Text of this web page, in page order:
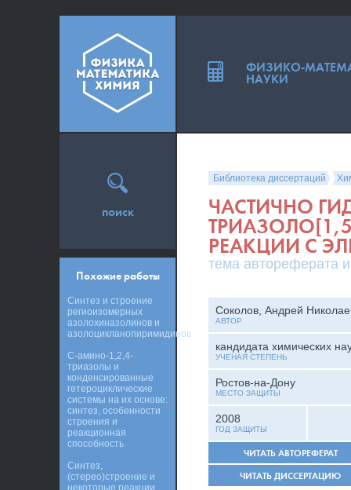
Библиотека диссертаций
ЧАСТИЧНО
РЕАКЦИИ С
тема автореферата
Соколов, Андрей
АВТОР
кандидата химических
УЧЕНАЯ СТЕПЕНЬ
Ростов-на-Дону
МЕСТО ЗАЩИТЫ
2008
ГОД ЗАЩИТЫ
ЧИТАТЬ АВТОРЕФЕРАТ
ЧИТАТЬ ДИССЕРТАЦИЮ
поиск
Похожие работы
Синтез и строение
региоизомерных
азолохиназолинов и
азолоцикланопиримидинов
С-амино-1,2,4-
триазолы и
конденсированные
гетероциклические
системы на их основе:
синтез, особенности
строения и
реакционная
способность
Синтез,
(стерео)строение и
некоторые реакции
ФИЗИКО-
НАУКИ